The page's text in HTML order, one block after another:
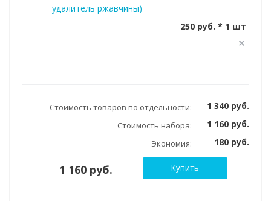
удалитель ржавчины)
250 руб. * 1 шт
Стоимость товаров по отдельности: 1 340 руб.
Стоимость набора: 1 160 руб.
Экономия: 180 руб.
1 160 руб. Купить